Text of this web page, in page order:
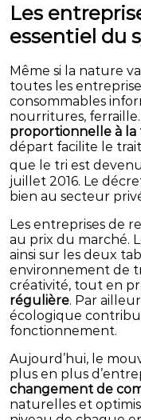
Les
essentiel du
Même si la nature
toutes les
consommables
nourritures,
proportionnelle à la
départ facilite le
que le tri est
juillet 2016. Le
bien au secteur
Les entreprises de
au prix du marché.
ainsi sur les deux
environnement de
créativité, tout en
régulière. Par
écologique
fonctionnement.
Aujourd’hui, le
plus en plus
changement de
naturelles et